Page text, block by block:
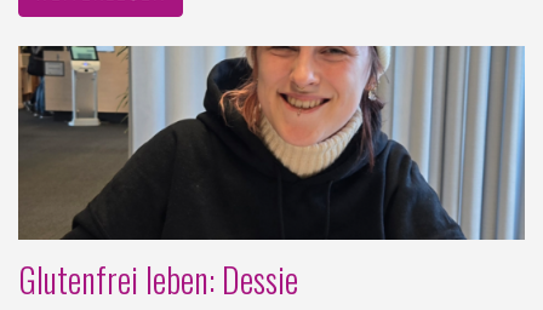
Glutenfrei leben: Dessie